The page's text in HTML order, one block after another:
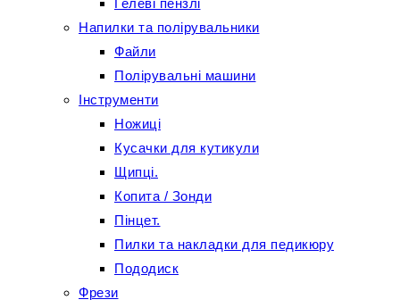
Гелеві пензлі
Напилки та полірувальники
Файли
Полірувальні машини
Інструменти
Ножиці
Кусачки для кутикули
Щипці.
Копита / Зонди
Пінцет.
Пилки та накладки для педикюру
Пододиск
Фрези